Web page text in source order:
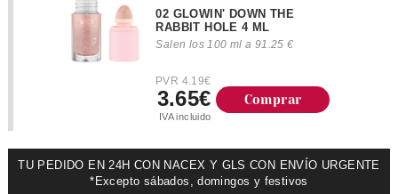
02 GLOWIN' DOWN THE
RABBIT HOLE 4 ML
Salen los 100 ml a 91.25 €
PVR 4.19€
3.65€
IVA incluido
Comprar
TU PEDIDO EN 24H CON NACEX Y GLS CON ENVÍO URGENTE
*Excepto sábados, domingos y festivos